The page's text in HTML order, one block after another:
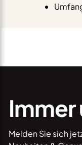
Melden Sie sich